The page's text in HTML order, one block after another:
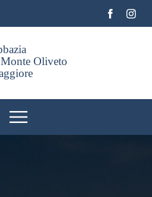
Oliveto